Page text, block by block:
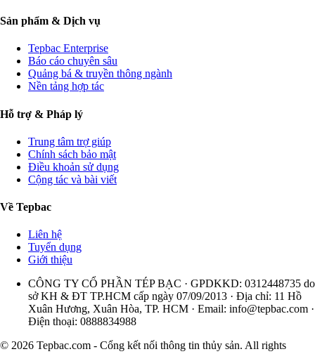
Sản phẩm & Dịch vụ
Tepbac Enterprise
Báo cáo chuyên sâu
Quảng bá & truyền thông ngành
Nền tảng hợp tác
Hỗ trợ & Pháp lý
Trung tâm trợ giúp
Chính sách bảo mật
Điều khoản sử dụng
Cộng tác và bài viết
Về Tepbac
Liên hệ
Tuyển dụng
Giới thiệu
CÔNG TY CỔ PHẦN TÉP BẠC · GPDKKD: 0312448735 do
sở KH & ĐT TP.HCM cấp ngày 07/09/2013 · Địa chỉ: 11 Hồ
Xuân Hương, Xuân Hòa, TP. HCM · Email: info@tepbac.com ·
Điện thoại: 0888834988
© 2026 Tepbac.com - Cổng kết nối thông tin thủy sản. All rights